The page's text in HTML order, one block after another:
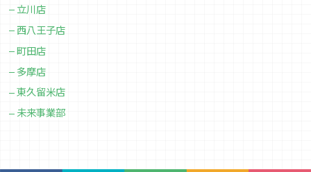
立川店
西八王子店
町田店
多摩店
東久留米店
未来事業部